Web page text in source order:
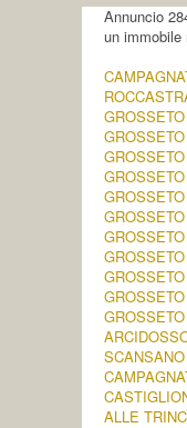
Annuncio
un immobile
ALLE